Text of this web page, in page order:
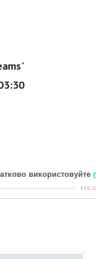
"
використовуйте